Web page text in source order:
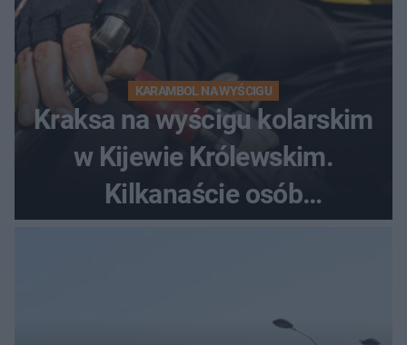
KARAMBOL NA WYŚCIGU
Kraksa na wyścigu kolarskim
w Kijewie Królewskim.
Kilkanaście osób
poszkodowanych, lądował